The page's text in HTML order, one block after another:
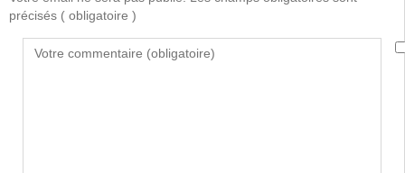
précisés ( obligatoire )